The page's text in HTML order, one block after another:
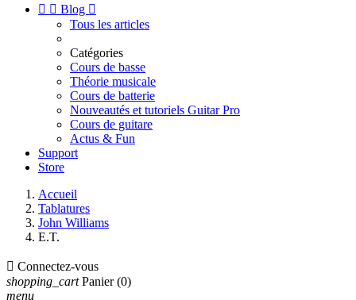
  Blog 
Tous les articles
Catégories
Cours de basse
Théorie musicale
Cours de batterie
Nouveautés et tutoriels Guitar Pro
Cours de guitare
Actus & Fun
Support
Store
Accueil
Tablatures
John Williams
E.T.
 Connectez-vous
shopping_cart Panier (0)
menu